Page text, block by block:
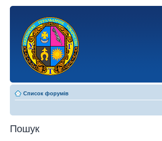
Список форумів
Пошук